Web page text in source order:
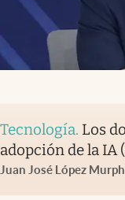
Tecnología. Los
adopción de la IA
Juan José López